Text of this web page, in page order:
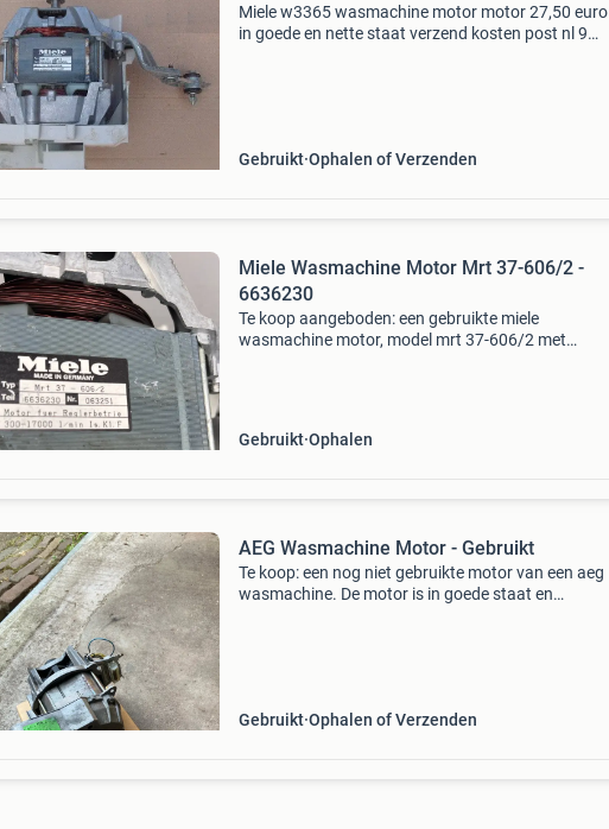
Miele w3365 wasmachine motor motor 27,50 euro
in goede en nette staat verzend kosten post nl 9
Gebruikt Ophalen of Verzenden
Miele Wasmachine Motor Mrt 37-606/2 -
6636230
Te koop aangeboden: een gebruikte miele
wasmachine motor, model mrt 37-606/2 met
Gebruikt Ophalen
AEG Wasmachine Motor - Gebruikt
Te koop: een nog niet gebruikte motor van een aeg
wasmachine. De motor is in goede staat en
Gebruikt Ophalen of Verzenden